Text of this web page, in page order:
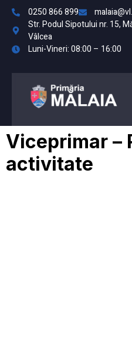
0250 866 899
Str. Podul Sipotului nr. 15,
Vâlcea
Luni-Vineri: 08:00 – 16:00
Viceprimar –
activitate